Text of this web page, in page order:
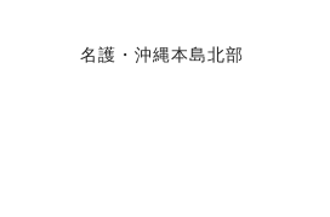
名護・沖縄本島北部